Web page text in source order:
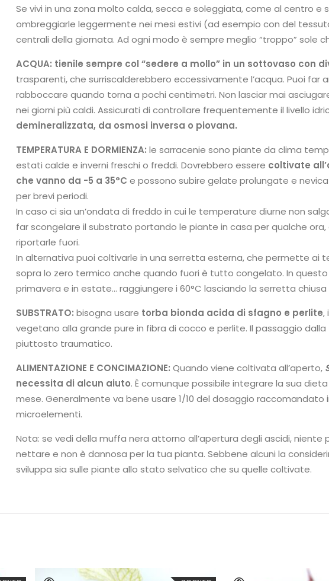
Se vivi in ​​una zona molto calda, secca e soleggiata, come al centro e
ombreggiarle leggermente nei mesi estivi (ad esempio con del
centrali della giornata. Ad ogni modo è sempre meglio “troppo” sole
ACQUA: tienile sempre col “sedere a mollo” in un sottovaso con
trasparenti, che surriscalderebbero eccessivamente l’acqua. Puoi far
rabboccare quando torna a pochi centimetri. Non lasciar mai
nei giorni più caldi. Assicurati di controllare frequentemente il livello
demineralizzata, da osmosi inversa o piovana.
TEMPERATURA E DORMIENZA: le sarracenie sono piante da clima
estati calde e inverni freschi o freddi. Dovrebbero essere coltivate
che vanno da -5 a 35°C e possono subire gelate prolungate e
per brevi periodi.
In caso ci sia un’ondata di freddo in cui le temperature diurne non
far scongelare il substrato portando le piante in casa per qualche
riportarle fuori.
In alternativa puoi coltivarle in una serretta esterna, che permette ai
sopra lo zero termico anche quando fuori è tutto congelato. In
primavera e in estate… raggiungere i 60°C lasciando la serretta
SUBSTRATO: bisogna usare torba bionda acida di sfagno e perlite,
vegetano alla grande pure in fibra di cocco e perlite. Il passaggio
piuttosto traumatico.
ALIMENTAZIONE E CONCIMAZIONE: Quando viene coltivata all’aperto,
necessita di alcun aiuto. È comunque possibile integrare la sua
mese. Generalmente va bene usare 1/10 del dosaggio
microelementi.
Nota: se vedi della muffa nera attorno all’apertura degli ascidi,
nettare e non è dannosa per la tua pianta. Sebbene alcuni la
sviluppa sia sulle piante allo stato selvatico che su quelle coltivate.